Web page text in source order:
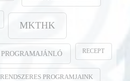
MKTHK
PROGRAMAJÁNLÓ RECEPT
RENDSZERES PROGRAMJAINK